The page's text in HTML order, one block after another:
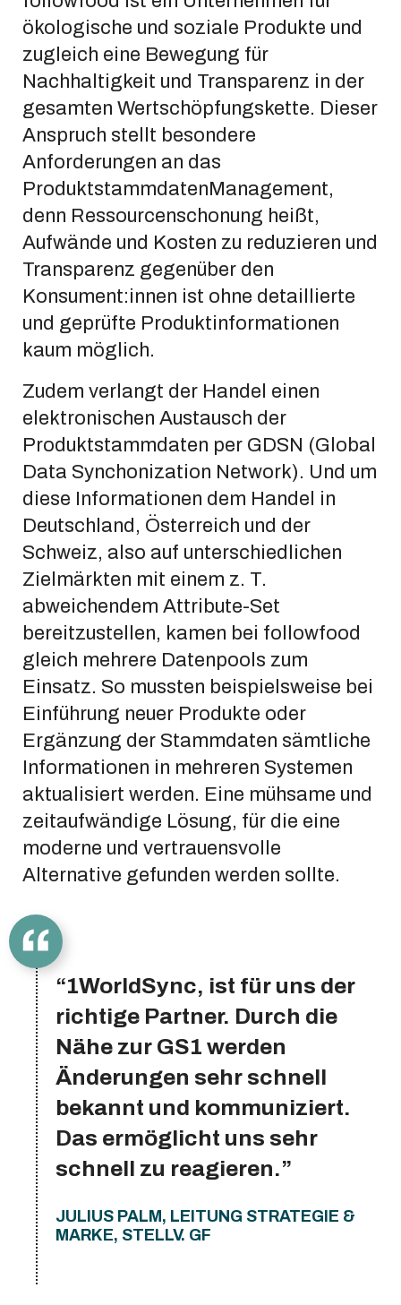
ökologische und soziale Produkte und
zugleich eine Bewegung für
Nachhaltigkeit und Transparenz in der
gesamten Wertschöpfungskette. Dieser
Anspruch stellt besondere
Anforderungen an das
ProduktstammdatenManagement,
denn Ressourcenschonung heißt,
Aufwände und Kosten zu reduzieren und
Transparenz gegenüber den
Konsument:innen ist ohne detaillierte
und geprüfte Produktinformationen
kaum möglich.
Zudem verlangt der Handel einen
elektronischen Austausch der
Produktstammdaten per GDSN (Global
Data Synchonization Network). Und um
diese Informationen dem Handel in
Deutschland, Österreich und der
Schweiz, also auf unterschiedlichen
Zielmärkten mit einem z. T.
abweichendem Attribute-Set
bereitzustellen, kamen bei followfood
gleich mehrere Datenpools zum
Einsatz. So mussten beispielsweise bei
Einführung neuer Produkte oder
Ergänzung der Stammdaten sämtliche
Informationen in mehreren Systemen
aktualisiert werden. Eine mühsame und
zeitaufwändige Lösung, für die eine
moderne und vertrauensvolle
Alternative gefunden werden sollte.
“1WorldSync, ist für uns der
richtige Partner. Durch die
Nähe zur GS1 werden
Änderungen sehr schnell
bekannt und kommuniziert.
Das ermöglicht uns sehr
schnell zu reagieren.”
JULIUS PALM, LEITUNG STRATEGIE &
MARKE, STELLV. GF